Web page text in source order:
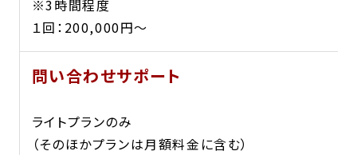
※3時間程度
１回：200,000円〜
問い合わせサポート
ライトプランのみ
（そのほかプランは月額料金に含む）